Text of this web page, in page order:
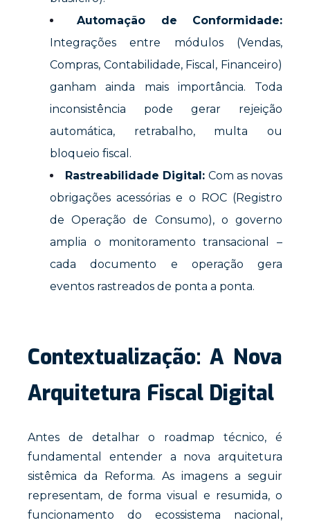
Automação de Conformidade:
Integrações entre módulos (Vendas,
Compras, Contabilidade, Fiscal, Financeiro)
ganham ainda mais importância. Toda
inconsistência pode gerar rejeição
automática, retrabalho, multa ou
bloqueio fiscal.
Rastreabilidade Digital: Com as novas
obrigações acessórias e o ROC (Registro
de Operação de Consumo), o governo
amplia o monitoramento transacional –
cada documento e operação gera
eventos rastreados de ponta a ponta.
Contextualização: A Nova
Arquitetura Fiscal Digital
Antes de detalhar o roadmap técnico, é
fundamental entender a nova arquitetura
sistêmica da Reforma. As imagens a seguir
representam, de forma visual e resumida, o
funcionamento do ecossistema nacional,